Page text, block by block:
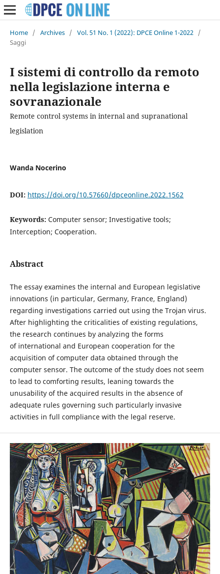
Home / Archives / Vol. 51 No. 1 (2022): DPCE Online 1-2022 /
Saggi
I sistemi di controllo da remoto
nella legislazione interna e
sovranazionale
Remote control systems in internal and supranational
legislation
Wanda Nocerino
DOI: https://doi.org/10.57660/dpceonline.2022.1562
Keywords: Computer sensor; Investigative tools;
Interception; Cooperation.
Abstract
The essay examines the internal and European legislative
innovations (in particular, Germany, France, England)
regarding investigations carried out using the Trojan virus.
After highlighting the criticalities of existing regulations,
the research continues by analyzing the forms
of international and European cooperation for the
acquisition of computer data obtained through the
computer sensor. The outcome of the study does not seem
to lead to comforting results, leaning towards the
unusability of the acquired results in the absence of
adequate rules governing such particularly invasive
activities in full compliance with the legal reserve.